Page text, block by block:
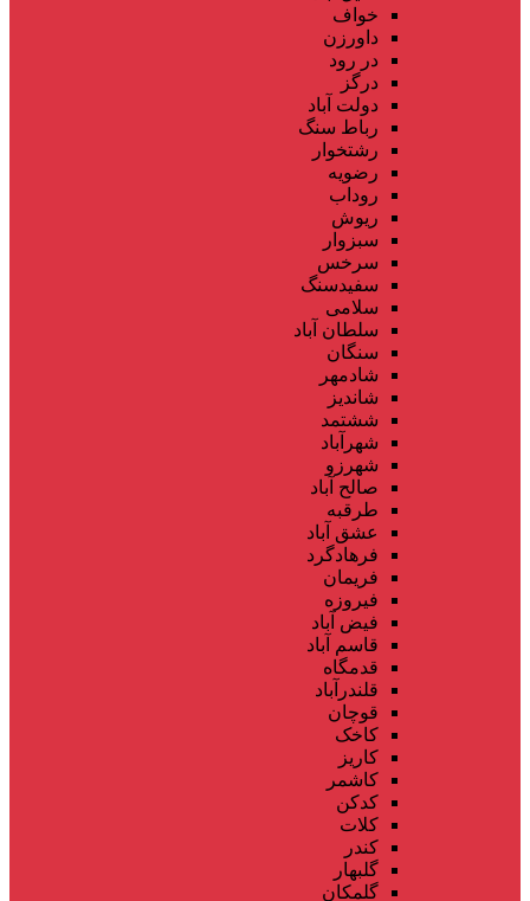
خواف
داورزن
در رود
درگز
دولت آباد
رباط سنگ
رشتخوار
رضویه
روداب
ریوش
سبزوار
سرخس
سفیدسنگ
سلامی
سلطان آباد
سنگان
شادمهر
شاندیز
ششتمد
شهرآباد
شهرزو
صالح آباد
طرقبه
عشق آباد
فرهادگرد
فریمان
فیروزه
فیض آباد
قاسم آباد
قدمگاه
قلندرآباد
قوچان
کاخک
کاریز
کاشمر
کدکن
کلات
کندر
گلبهار
گلمکان